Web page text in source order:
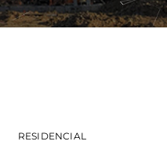
RESIDENCIAL